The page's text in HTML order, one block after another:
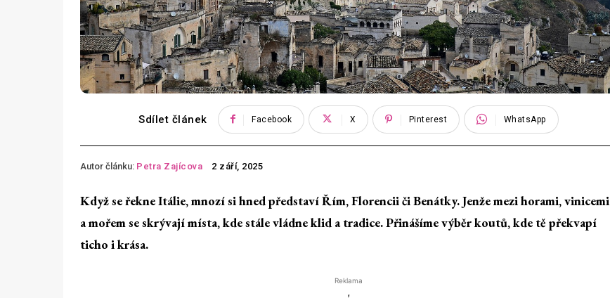
Sdílet článek Facebook X Pinterest WhatsApp
Autor článku: Petra Zajícova 2 září, 2025
Když se řekne Itálie, mnozí si hned představí Řím, Florencii či Benátky. Jenže mezi horami, vinicemi
a mořem se skrývají místa, kde stále vládne klid a tradice. Přinášíme výběr koutů, kde tě překvapí
ticho i krása.
Reklama